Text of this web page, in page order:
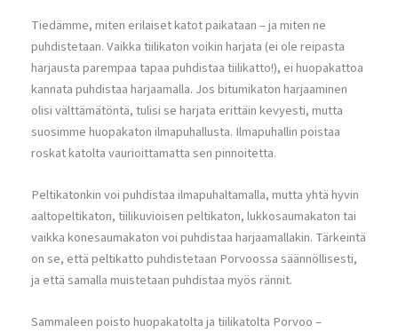
Tiedämme, miten erilaiset katot paikataan – ja miten ne
puhdistetaan. Vaikka tiilikaton voikin harjata (ei ole reipasta
harjausta parempaa tapaa puhdistaa tiilikatto!), ei huopakattoa
kannata puhdistaa harjaamalla. Jos bitumikaton harjaaminen
olisi välttämätöntä, tulisi se harjata erittäin kevyesti, mutta
suosimme huopakaton ilmapuhallusta. Ilmapuhallin poistaa
roskat katolta vaurioittamatta sen pinnoitetta.
Peltikatonkin voi puhdistaa ilmapuhaltamalla, mutta yhtä hyvin
aaltopeltikaton, tiilikuvioisen peltikaton, lukkosaumakaton tai
vaikka konesaumakaton voi puhdistaa harjaamallakin. Tärkeintä
on se, että peltikatto puhdistetaan Porvoossa säännöllisesti,
ja että samalla muistetaan puhdistaa myös rännit.
Sammaleen poisto huopakatolta ja tiilikatolta Porvoo –